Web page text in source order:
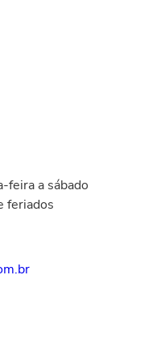
feira a sábado
feriados